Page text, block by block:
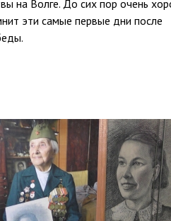
на Волге. До сих пор очень
эти самые первые дни после